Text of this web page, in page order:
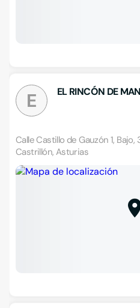
E EL RINCÓN DE
Calle Castillo de Gauzón 1,
Castrillón, Asturias